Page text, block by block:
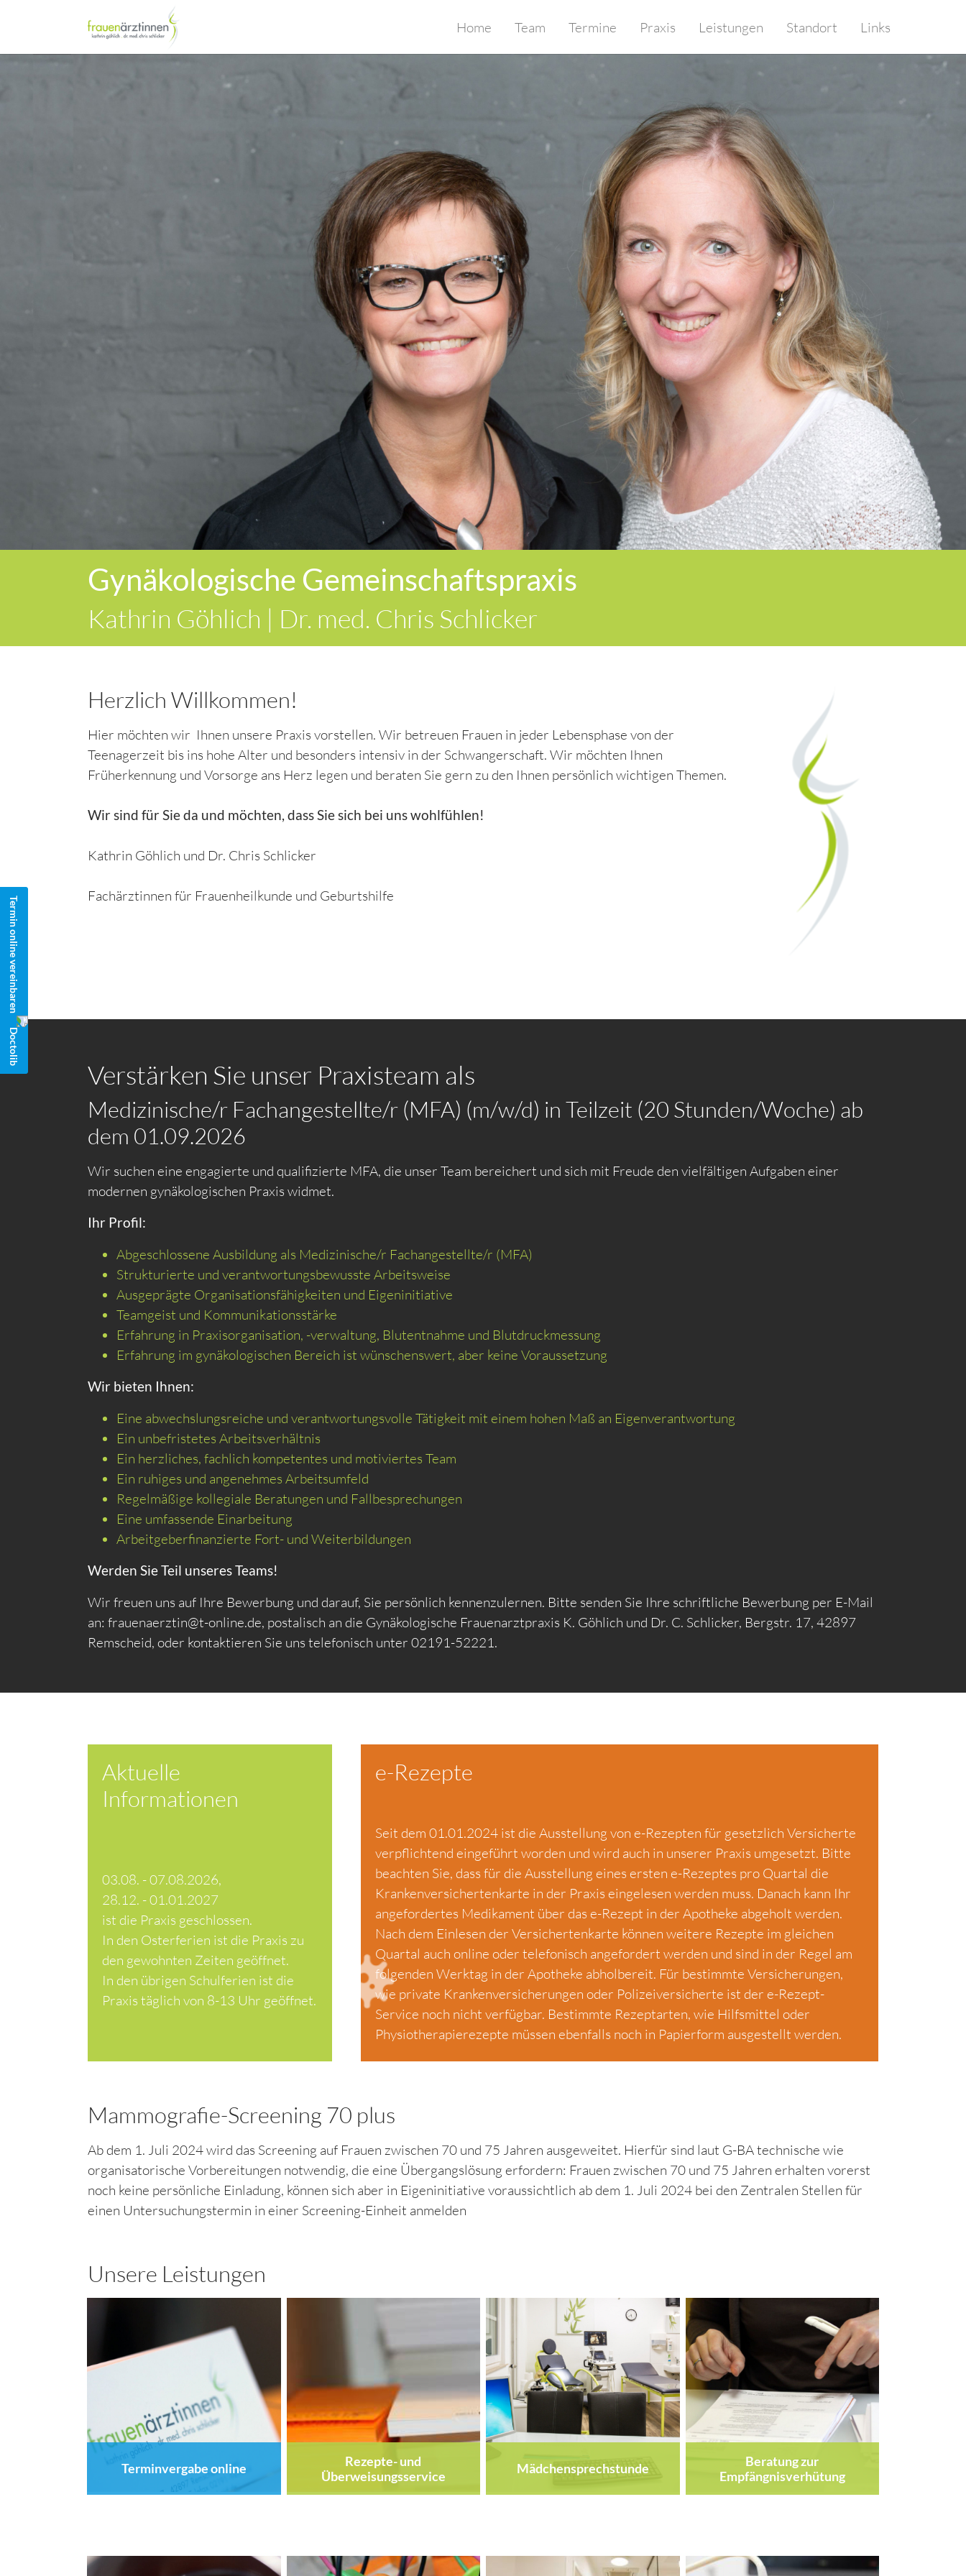
Home
Team Termine Praxis Leistungen Standort Links
Gynäkologische Gemeinschaftspraxis
Kathrin Göhlich | Dr. med. Chris Schlicker
Herzlich Willkommen!
Hier möchten wir Ihnen unsere Praxis vorstellen. Wir betreuen Frauen in jeder Lebensphase von der
Teenagerzeit bis ins hohe Alter und besonders intensiv in der Schwangerschaft. Wir möchten Ihnen
Früherkennung und Vorsorge ans Herz legen und beraten Sie gern zu den Ihnen persönlich wichtigen Themen.
Wir sind für Sie da und möchten, dass Sie sich bei uns wohlfühlen!
Kathrin Göhlich und Dr. Chris Schlicker
Fachärztinnen für Frauenheilkunde und Geburtshilfe
Verstärken Sie unser Praxisteam als
Medizinische/r Fachangestellte/r (MFA) (m/w/d) in Teilzeit (20 Stunden/Woche) ab
dem 01.09.2026
Wir suchen eine engagierte und qualifizierte MFA, die unser Team bereichert und sich mit Freude den vielfältigen Aufgaben einer
modernen gynäkologischen Praxis widmet.
Ihr Profil:
Abgeschlossene Ausbildung als Medizinische/r Fachangestellte/r (MFA)
Strukturierte und verantwortungsbewusste Arbeitsweise
Ausgeprägte Organisationsfähigkeiten und Eigeninitiative
Teamgeist und Kommunikationsstärke
Erfahrung in Praxisorganisation, -verwaltung, Blutentnahme und Blutdruckmessung
Erfahrung im gynäkologischen Bereich ist wünschenswert, aber keine Voraussetzung
Wir bieten Ihnen:
Eine abwechslungsreiche und verantwortungsvolle Tätigkeit mit einem hohen Maß an Eigenverantwortung
Ein unbefristetes Arbeitsverhältnis
Ein herzliches, fachlich kompetentes und motiviertes Team
Ein ruhiges und angenehmes Arbeitsumfeld
Regelmäßige kollegiale Beratungen und Fallbesprechungen
Eine umfassende Einarbeitung
Arbeitgeberfinanzierte Fort- und Weiterbildungen
Werden Sie Teil unseres Teams!
Wir freuen uns auf Ihre Bewerbung und darauf, Sie persönlich kennenzulernen. Bitte senden Sie Ihre schriftliche Bewerbung per E-Mail
an: frauenaerztin@t-online.de, postalisch an die Gynäkologische Frauenarztpraxis K. Göhlich und Dr. C. Schlicker, Bergstr. 17, 42897
Remscheid, oder kontaktieren Sie uns telefonisch unter 02191-52221.
Aktuelle
Informationen
03.08. - 07.08.2026,
28.12. - 01.01.2027
ist die Praxis geschlossen.
In den Osterferien ist die Praxis zu
den gewohnten Zeiten geöffnet.
In den übrigen Schulferien ist die
Praxis täglich von 8-13 Uhr geöffnet.
e-Rezepte
Seit dem 01.01.2024 ist die Ausstellung von e-Rezepten für gesetzlich Versicherte
verpflichtend eingeführt worden und wird auch in unserer Praxis umgesetzt. Bitte
beachten Sie, dass für die Ausstellung eines ersten e-Rezeptes pro Quartal die
Krankenversichertenkarte in der Praxis eingelesen werden muss. Danach kann Ihr
angefordertes Medikament über das e-Rezept in der Apotheke abgeholt werden.
Nach dem Einlesen der Versichertenkarte können weitere Rezepte im gleichen
Quartal auch online oder telefonisch angefordert werden und sind in der Regel am
folgenden Werktag in der Apotheke abholbereit. Für bestimmte Versicherungen,
wie private Krankenversicherungen oder Polizeiversicherte ist der e-Rezept-
Service noch nicht verfügbar. Bestimmte Rezeptarten, wie Hilfsmittel oder
Physiotherapierezepte müssen ebenfalls noch in Papierform ausgestellt werden.
Mammografie-Screening 70 plus
Ab dem 1. Juli 2024 wird das Screening auf Frauen zwischen 70 und 75 Jahren ausgeweitet. Hierfür sind laut G-BA technische wie
organisatorische Vorbereitungen notwendig, die eine Übergangslösung erfordern: Frauen zwischen 70 und 75 Jahren erhalten vorerst
noch keine persönliche Einladung, können sich aber in Eigeninitiative voraussichtlich ab dem 1. Juli 2024 bei den Zentralen Stellen für
einen Untersuchungstermin in einer Screening-Einheit anmelden
Unsere Leistungen
Terminvergabe online
Rezepte- und
Überweisungsservice
Mädchensprechstunde
Beratung zur
Empfängnisverhütung
Termin online vereinbaren
Termin online vereinbaren